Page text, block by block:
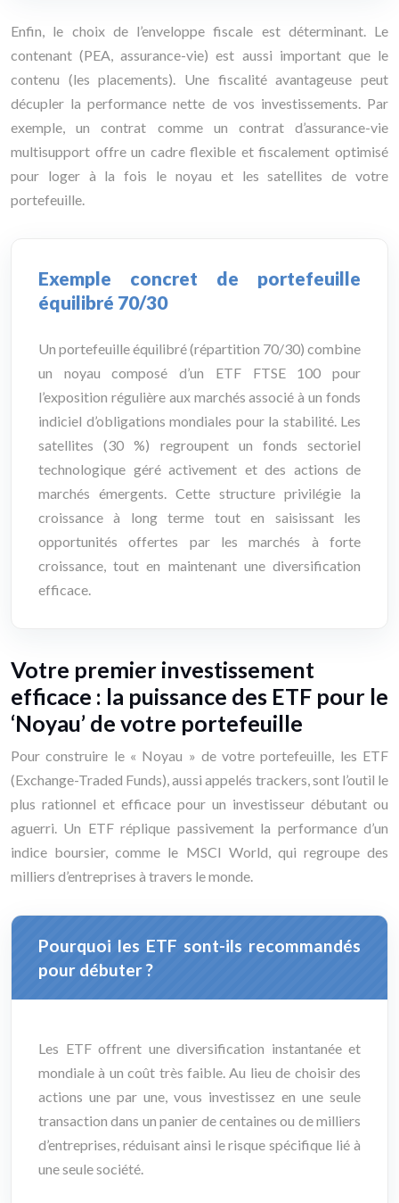
Enfin, le choix de l’enveloppe fiscale est déterminant. Le
contenant (PEA, assurance-vie) est aussi important que le
contenu (les placements). Une fiscalité avantageuse peut
décupler la performance nette de vos investissements. Par
exemple, un contrat comme un contrat d’assurance-vie
multisupport offre un cadre flexible et fiscalement optimisé
pour loger à la fois le noyau et les satellites de votre
portefeuille.
Exemple concret de portefeuille
équilibré 70/30
Un portefeuille équilibré (répartition 70/30) combine
un noyau composé d’un ETF FTSE 100 pour
l’exposition régulière aux marchés associé à un fonds
indiciel d’obligations mondiales pour la stabilité. Les
satellites (30 %) regroupent un fonds sectoriel
technologique géré activement et des actions de
marchés émergents. Cette structure privilégie la
croissance à long terme tout en saisissant les
opportunités offertes par les marchés à forte
croissance, tout en maintenant une diversification
efficace.
Votre premier investissement
efficace : la puissance des ETF pour le
‘Noyau’ de votre portefeuille
Pour construire le « Noyau » de votre portefeuille, les ETF
(Exchange-Traded Funds), aussi appelés trackers, sont l’outil le
plus rationnel et efficace pour un investisseur débutant ou
aguerri. Un ETF réplique passivement la performance d’un
indice boursier, comme le MSCI World, qui regroupe des
milliers d’entreprises à travers le monde.
Pourquoi les ETF sont-ils recommandés
pour débuter ?
Les ETF offrent une diversification instantanée et
mondiale à un coût très faible. Au lieu de choisir des
actions une par une, vous investissez en une seule
transaction dans un panier de centaines ou de milliers
d’entreprises, réduisant ainsi le risque spécifique lié à
une seule société.